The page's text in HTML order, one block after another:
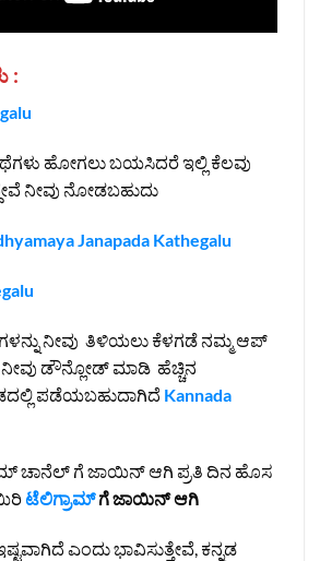
:
ಕಥೆಗಳು ಹೋಗಲು ಬಯಸಿದರೆ ಇಲ್ಲಿ ಕೆಲವು
ನೀವು ನೋಡಬಹುದು
Janapada Kathegalu
ನೀವು ತಿಳಿಯಲು ಕೆಳಗಡೆ ನಮ್ಮ ಆಪ್
ನೀವು ಡೌನ್ಲೋಡ್ ಮಾಡಿ ಹೆಚ್ಚಿನ
ಪಡೆಯಬಹುದಾಗಿದೆ Kannada
ಚಾನೆಲ್ ಗೆ ಜಾಯಿನ್ ಆಗಿ ಪ್ರತಿ ದಿನ ಹೊಸ
ಟೆಲಿಗ್ರಾಮ್ಗೆ ಜಾಯಿನ್ ಆಗಿ
ಎಂದು ಭಾವಿಸುತ್ತೇವೆ, ಕನ್ನಡ